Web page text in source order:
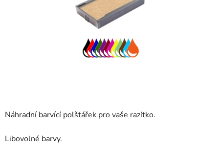
Náhradní barvící polštářek pro vaše razítko.
Libovolné barvy.